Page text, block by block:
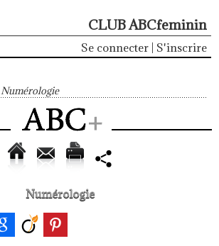
CLUB ABCfeminin
Se connecter S'inscrire
Numérologie
Numérologie